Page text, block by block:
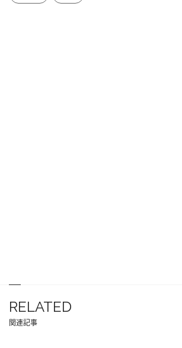
RELATED
関連記事